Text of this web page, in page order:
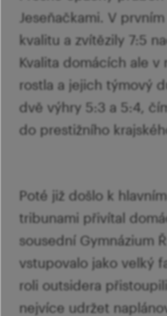
Jeseňačkami. V
kvalitu a zvítězily 7:5
Kvalita domácích ale v
rostla a jejich týmový
dvě výhry 5:3 a 5:4,
do prestižního
Poté již došlo k
tribunami přivítal
sousední Gymnázium
vstupovalo jako velký
roli outsidera
nejvíce udržet